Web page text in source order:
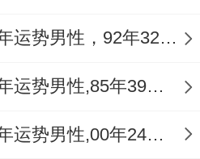
五黄煞位忌动土，可安
」以镇解本命太岁与五
盒化火，借力前行
1992年属猴人2024年运势男性，92年32岁属猴男2024年每月运程怎么样
1985年属牛人2024年运势男性,85年39岁属牛男2024年每月运程怎么样
2000年属龙人2024年运势男性,00年24岁属龙男2024年每月运程怎么样